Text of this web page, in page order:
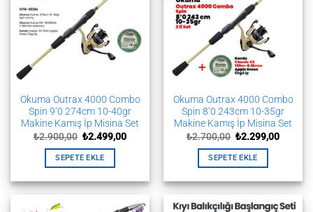
Okuma Outrax 4000 Combo
Spin 9’0 274cm 10-40gr
Makine Kamış İp Misina Set
₺2.900,00 Orijinal
₺2.900,00.
₺2.499,00Şu
SEPETE EKLE
Okuma Outrax 4000 Combo
Spin 8’0 243cm 10-35gr
Makine Kamış İp Misina Set
₺2.700,00 Orijinal
₺2.700,00.
₺2.299,00Şu
SEPETE EKLE